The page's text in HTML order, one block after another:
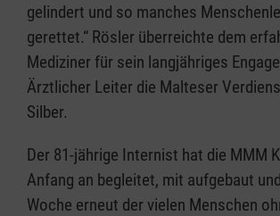
gelindert und so manches
gerettet.“ Rösler überreichte dem
Mediziner für sein langjähriges
Ärztlicher Leiter die Malteser
Silber.
Der 81-jährige Internist hat die MMM
Anfang an begleitet, mit aufgebaut
Woche erneut der vielen Menschen